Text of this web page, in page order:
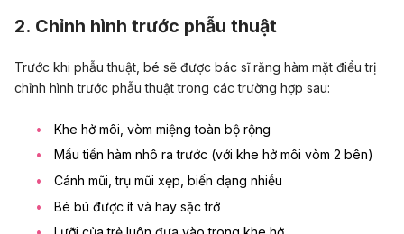
2. Chỉnh hình trước phẫu thuật
Trước khi phẫu thuật, bé sẽ được bác sĩ răng hàm mặt điều trị
chỉnh hình trước phẫu thuật trong các trường hợp sau:
Khe hở môi, vòm miệng toàn bộ rộng
Mấu tiền hàm nhô ra trước (với khe hở môi vòm 2 bên)
Cánh mũi, trụ mũi xẹp, biến dạng nhiều
Bé bú được ít và hay sặc trớ